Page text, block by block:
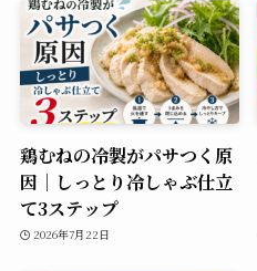
鶏むねの冷製がパサつく原
因｜しっとり冷しゃぶ仕立
て3ステップ
2026年7月22日